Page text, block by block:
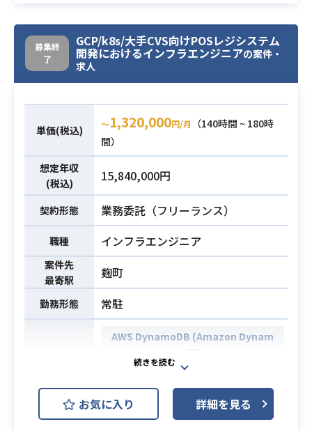
開発環境
開発言語：PHP, Go, JavaScript, Ty
peScript, Dart
開発/運用環境：Docker, GoLand, P
hpStorm, Swagger, Storybook, Fig
ma, GitLab, GitLab CI/CD, TestCaf
e
構成管理：Capistrano, Ansible, Terr
aform, CloudFormation
ミドルウェア：MySQL, Apache, Ng
inx, Redis
インフラ環境：AWS (EC2, RDS, Ela
stiCache, S3, CloudFront, Step Fun
ctions, Batch, Lambda, ECS, Farga
te, ECR, ...)
監視, モニタリング, 運用ツール：Ma
ckerel, Datadog, PagerDuty, Statu
社内ツール：Confluence, Redmine,
Jira, Slack, Zoom
・Webエンジニアの経験5年以上
データ登録バッチ開発などを主に担
当いただきます。
【仕事内容】
新規開発（オープン系開発業務）
・タブレット用Webインターフェー
・データ登録バッチの開発
※詳細は面談時にお伝えします。
＜環境＞
・言語：C#、VC++、VB6.0 など
・サーバ：Windows Server 2016 な
ど
・ミドルウェア：MS-SQLServer, H
ULFT, VMware(仮想化環境構築ソフ
ト)
・クライアント：タブレット（タブ
レット開発は別担当）
必須スキル
・要件定義からリリースまでの一連
の開発経験
・C#またはJavaいずれかを用いた4
募集終
了
GCP/k8s/大手CVS向けPOSレジシステム
開発におけるインフラエンジニアの案件・
求人
単価(税込) 〜1,320,000円/月
（140時間 ~ 180時
間）
想定年収
(税込)
15,840,000円
契約形態 業務委託（フリーランス）
職種 インフラエンジニア
案件先
最寄駅
麹町
勤務形態 常駐
開発環境
AWS DynamoDB (Amazon Dynam
oDB)
MySQL
PostgreSQL
AWS (Amazon Web Services)
GCP (Google Cloud Platform)
お気に入り 詳細を見る